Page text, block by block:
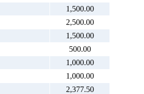
1,500.00
2,500.00
1,500.00
500.00
1,000.00
1,000.00
2,377.50